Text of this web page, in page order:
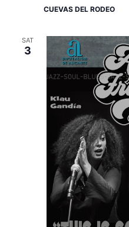
CUEVAS DEL RODEO
SAT
3